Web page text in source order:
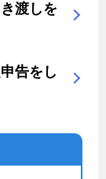
渡しを
告をし